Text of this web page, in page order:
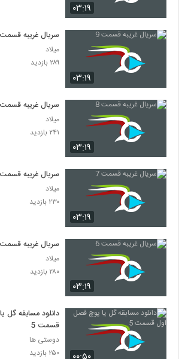
۰۳:۱۹
۰۳:۱۹
سریال غریبه قسمت 9
میلاد
۲۸۹ بازدید
۰۳:۱۹
سریال غریبه قسمت 8
میلاد
۲۴۱ بازدید
۰۳:۱۹
سریال غریبه قسمت
میلاد
۲۳۰ بازدید
۰۳:۱۹
سریال غریبه قسمت
میلاد
۲۸۰ بازدید
دانلود مسابقه
قسمت 5
دوستی ها
۲۵۰ بازدید